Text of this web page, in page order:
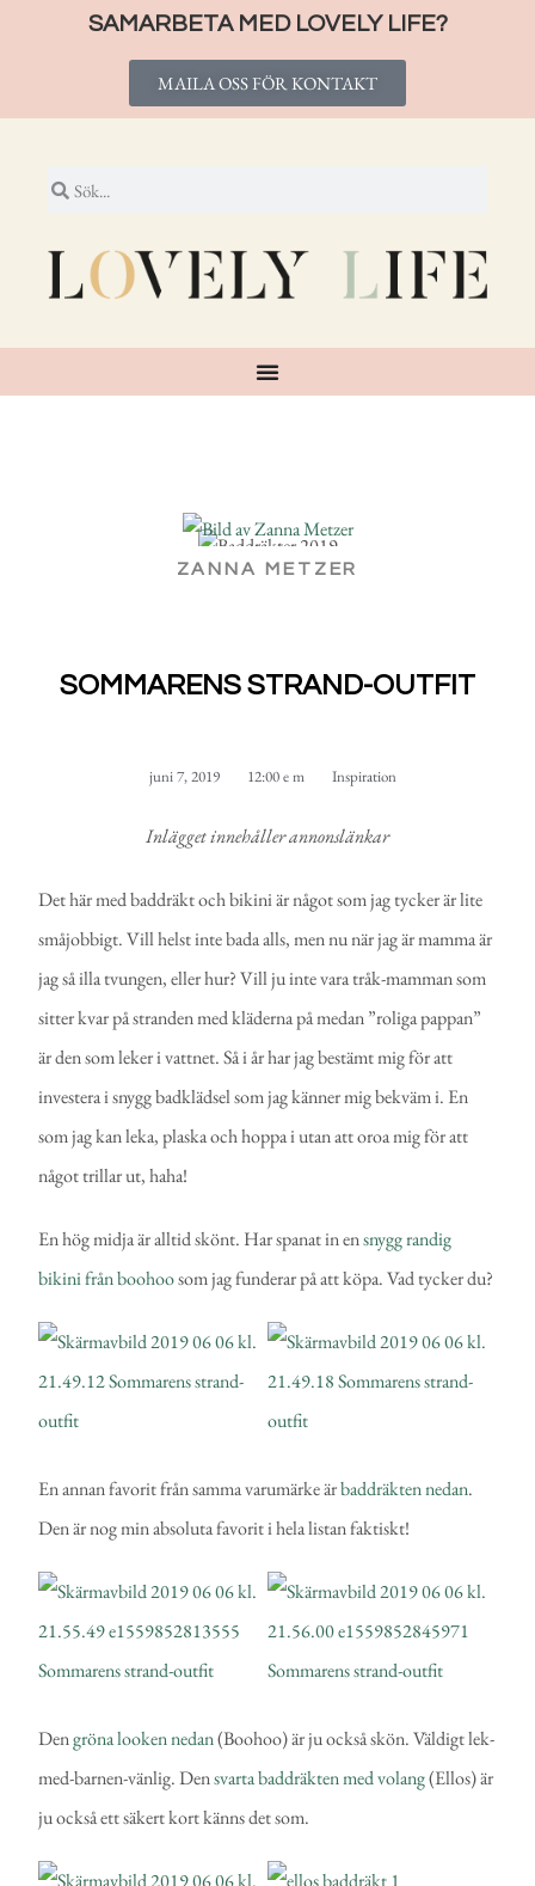
SAMARBETA MED LOVELY LIFE?
MAILA OSS FÖR KONTAKT
ZANNA METZER
SOMMARENS STRAND-OUTFIT
juni 7, 2019 12:00 e m Inspiration
Inlägget innehåller annonslänkar
Det här med baddräkt och bikini är något som jag tycker är lite
småjobbigt. Vill helst inte bada alls, men nu när jag är mamma är
jag så illa tvungen, eller hur? Vill ju inte vara tråk-mamman som
sitter kvar på stranden med kläderna på medan ”roliga pappan”
är den som leker i vattnet. Så i år har jag bestämt mig för att
investera i snygg badklädsel som jag känner mig bekväm i. En
som jag kan leka, plaska och hoppa i utan att oroa mig för att
något trillar ut, haha!
En hög midja är alltid skönt. Har spanat in ensnygg randig
bikini från boohoosom jag funderar på att köpa. Vad tycker du?
En annan favorit från samma varumärke ärbaddräkten nedan.
Den är nog min absoluta favorit i hela listan faktiskt!
Dengröna looken nedan(Boohoo) är ju också skön. Väldigt lek-
med-barnen-vänlig. Densvarta baddräkten med volang(Ellos) är
ju också ett säkert kort känns det som.